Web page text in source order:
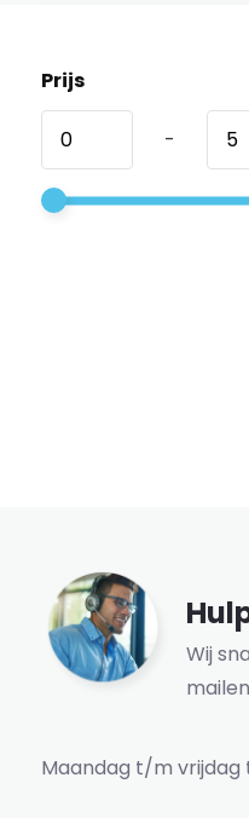
Prijs
-
Wij
Maandag t/m vrijdag